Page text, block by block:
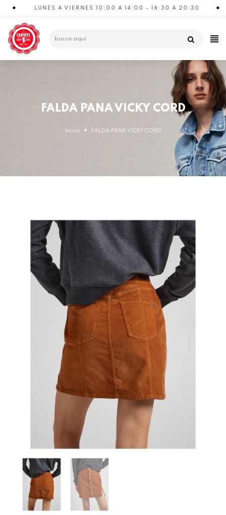
LUNES A VIERNES 10:00 A 14:00 - 16:30 A 20:30
CATEGORÍAS
FALDA PANA VICKY CORD
Inicio FALDA PANA VICKY CORD